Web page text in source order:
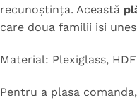
recunoștința. Această
care doua familii isi
Material: Plexiglass,
Pentru a plasa